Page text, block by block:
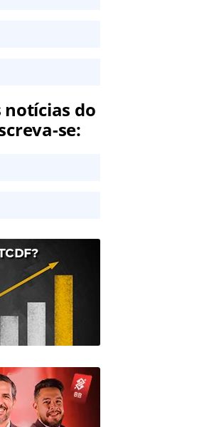
do
se: